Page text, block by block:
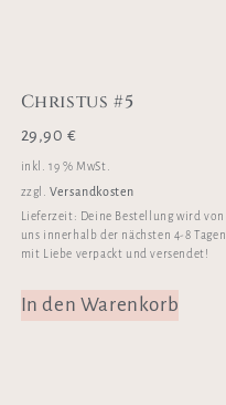
Christus #5
29,90€
inkl. 19 % MwSt.
zzgl.Versandkosten
Lieferzeit: Deine Bestellung wird von
uns innerhalb der nächsten 4-8 Tagen
mit Liebe verpackt und versendet!
In den Warenkorb